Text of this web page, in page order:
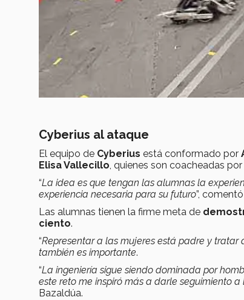
Cyberius al ataque
El equipo de Cyberius está conformado por
Elisa Vallecillo, quienes son coacheadas por
“La idea es que tengan las alumnas la
experiencia necesaria para su futuro”,
Las alumnas tienen la firme meta de
ciento.
“Representar a las mujeres está padre y
también es importante.
“La ingeniería sigue siendo dominada por
este reto me inspiró más a darle seguimiento
Bazaldúa.